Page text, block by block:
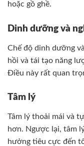
hoặc gồ ghề.
Dinh dưỡng và
Chế độ dinh dưỡng
hồi và tái tạo năng
Điều này rất quan
Tâm lý
Tâm lý thoải mái và
hơn. Ngược lại, tâm
hưởng tiêu cực đến